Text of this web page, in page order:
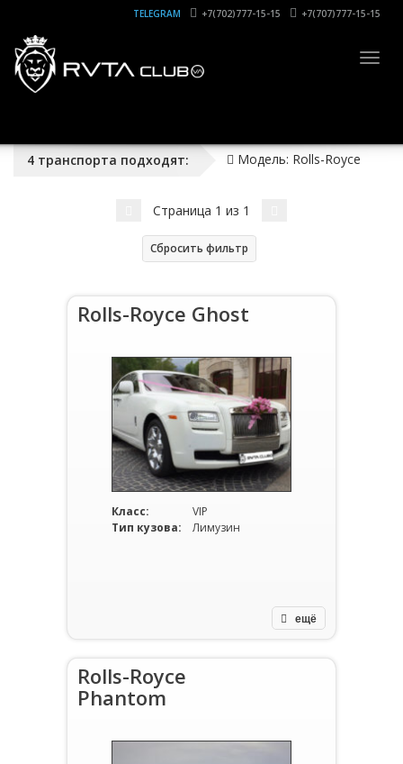
TELEGRAM +7(702)777-15-15 +7(707)777-15-15
4 транспорта подходят: Модель: Rolls-Royce
Страница 1 из 1
Сбросить фильтр
Rolls-Royce Ghost
Класс:
VIP
Тип кузова:
Лимузин
ещё
Rolls-Royce
Phantom